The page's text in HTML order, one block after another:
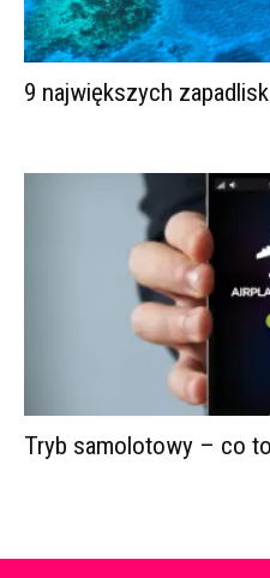
9 największych
Tryb samolotowy – co